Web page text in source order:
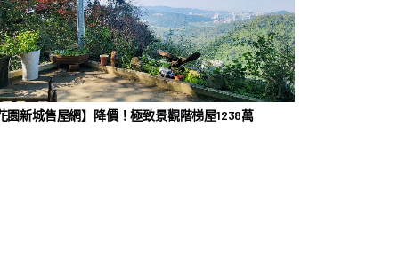
園新城售屋網】降價！極致景觀階梯屋1238萬